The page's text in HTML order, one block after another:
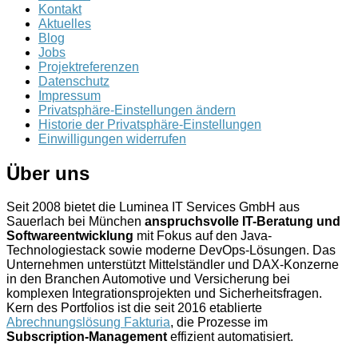
Kontakt
Aktuelles
Blog
Jobs
Projektreferenzen
Datenschutz
Impressum
Privatsphäre-Einstellungen ändern
Historie der Privatsphäre-Einstellungen
Einwilligungen widerrufen
Über uns
Seit 2008 bietet die Luminea IT Services GmbH aus
Sauerlach bei München anspruchsvolle IT-Beratung und
Softwareentwicklung mit Fokus auf den Java-
Technologiestack sowie moderne DevOps-Lösungen. Das
Unternehmen unterstützt Mittelständler und DAX-Konzerne
in den Branchen Automotive und Versicherung bei
komplexen Integrationsprojekten und Sicherheitsfragen.
Kern des Portfolios ist die seit 2016 etablierte
Abrechnungslösung Fakturia, die Prozesse im
Subscription-Managementeffizient automatisiert.